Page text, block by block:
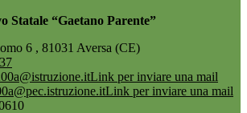
Statale “Gaetano Parente”
6 , 81031 Aversa (CE)
Link per inviare una mail
Link per inviare una mail